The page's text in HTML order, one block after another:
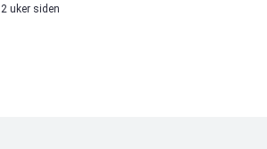
2 uker siden